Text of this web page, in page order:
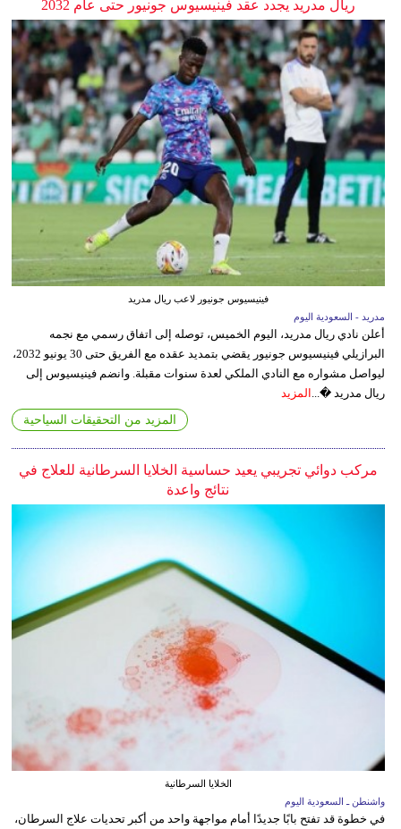
ريال مدريد يجدد عقد فينيسيوس جونيور حتى عام 2032
فينيسيوس جونيور لاعب ريال مدريد
مدريد - السعودية اليوم
أعلن نادي ريال مدريد، اليوم الخميس، توصله إلى اتفاق رسمي مع نجمه
البرازيلي فينيسيوس جونيور يقضي بتمديد عقده مع الفريق حتى 30 يونيو 2032،
ليواصل مشواره مع النادي الملكي لعدة سنوات مقبلة. وانضم فينيسيوس إلى
ريال مدريد �... المزيد
المزيد من التحقيقات السياحية
مركب دوائي تجريبي يعيد حساسية الخلايا السرطانية للعلاج في
نتائج واعدة
الخلايا السرطانية
واشنطن ـ السعودية اليوم
في خطوة قد تفتح بابًا جديدًا أمام مواجهة واحد من أكبر تحديات علاج السرطان،